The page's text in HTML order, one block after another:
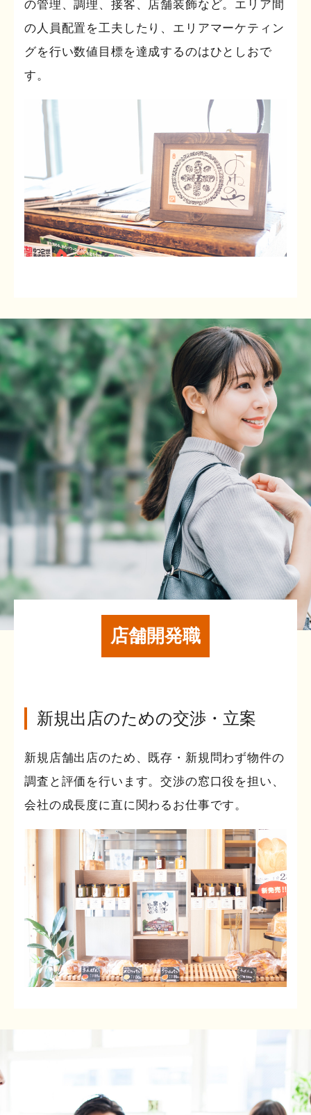
の管理、調理、接客、店舗装飾など。エリア間
の人員配置を工夫したり、エリアマーケティン
グを行い数値目標を達成するのはひとしおで
す。
店舗開発職
新規出店のための交渉・立案
新規店舗出店のため、既存・新規問わず物件の
調査と評価を行います。交渉の窓口役を担い、
会社の成長度に直に関わるお仕事です。